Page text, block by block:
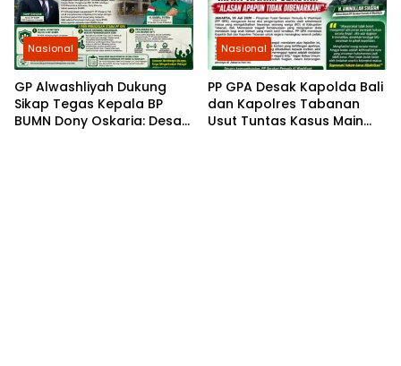
Nasional
GP Alwashliyah Dukung
Sikap Tegas Kepala BP
BUMN Dony Oskaria: Desak
Nasional
PP GPA Desak Kapolda Bali
dan Kapolres Tabanan
Usut Tuntas Kasus Main